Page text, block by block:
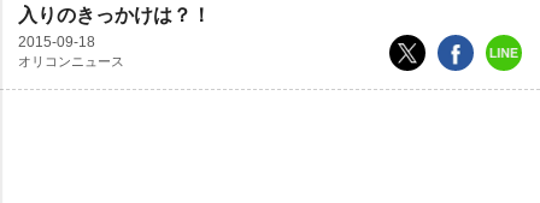
入りのきっかけは？！
2015-09-18
オリコンニュース